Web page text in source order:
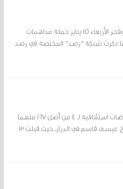
شنّت السلطات الأمنية البحرينية مساء الثلاثاء 14 يناير وفجر الأربعاء 15 يناير حملة مداهمات
على الأقل وفق ما ذكرت شبكة "رصد" المختصة في رصد
قضت محكمة الاستئناف العليا الجنائية الأولى في 4 معارضات استئنافية لـ 4 من أصل 167 متهما
في قضية فض الاعتصام المقام أمام منزل آية الله الشيخ عيسى قاسم في الدراز، حيث قبلت 3